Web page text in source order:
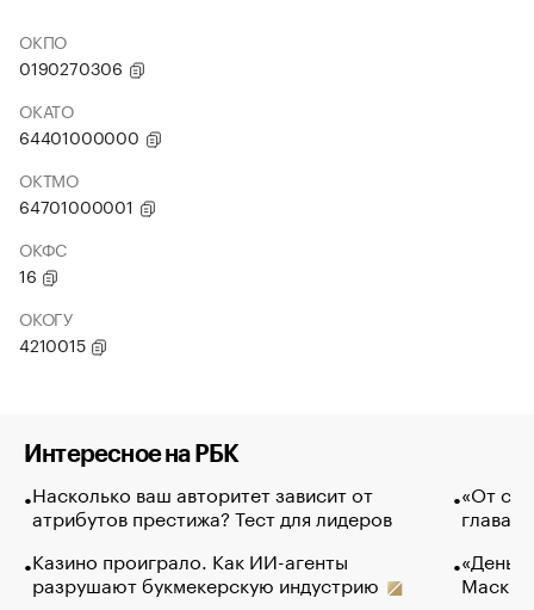
ОКПО
0190270306
ОКАТО
64401000000
ОКТМО
64701000001
ОКФС
16
ОКОГУ
4210015
Интересное на РБК
Насколько ваш авторитет зависит от
атрибутов престижа? Тест для лидеров
Казино проиграло. Как ИИ-агенты
разрушают букмекерскую индустрию
«От
глава
Маск в